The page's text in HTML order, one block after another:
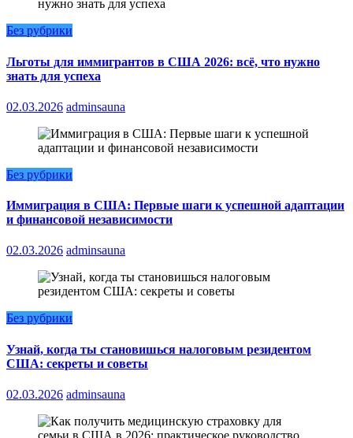
Без рубрики
Льготы для иммигрантов в США 2026: всё, что нужно
знать для успеха
02.03.2026 adminsauna
Без рубрики
Иммиграция в США: Первые шаги к успешной адаптации
и финансовой независимости
02.03.2026 adminsauna
Без рубрики
Узнай, когда ты становишься налоговым резидентом
США: секреты и советы
02.03.2026 adminsauna